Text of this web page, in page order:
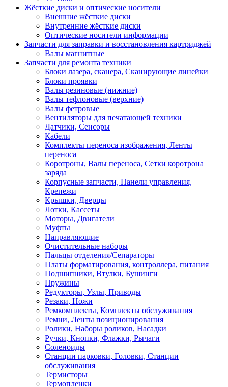
Жёсткие диски и оптические носители
Внешние жёсткие диски
Внутренние жёсткие диски
Оптические носители информации
Запчасти для заправки и восстановления картриджей
Валы магнитные
Запчасти для ремонта техники
Блоки лазера, сканера, Сканирующие линейки
Блоки проявки
Валы резиновые (нижние)
Валы тефлоновые (верхние)
Валы фетровые
Вентиляторы для печатающей техники
Датчики, Сенсоры
Кабели
Комплекты переноса изображения, Ленты
переноса
Коротроны, Валы переноса, Сетки коротрона
заряда
Корпусные запчасти, Панели управления,
Крепежи
Крышки, Дверцы
Лотки, Кассеты
Моторы, Двигатели
Муфты
Направляющие
Очистительные наборы
Пальцы отделения/Сепараторы
Платы форматирования, контроллера, питания
Подшипники, Втулки, Бушинги
Пружины
Редукторы, Узлы, Приводы
Резаки, Ножи
Ремкомплекты, Комплекты обслуживания
Ремни, Ленты позиционирования
Ролики, Наборы роликов, Насадки
Ручки, Кнопки, Флажки, Рычаги
Соленоиды
Станции парковки, Головки, Станции
обслуживания
Термисторы
Термопленки